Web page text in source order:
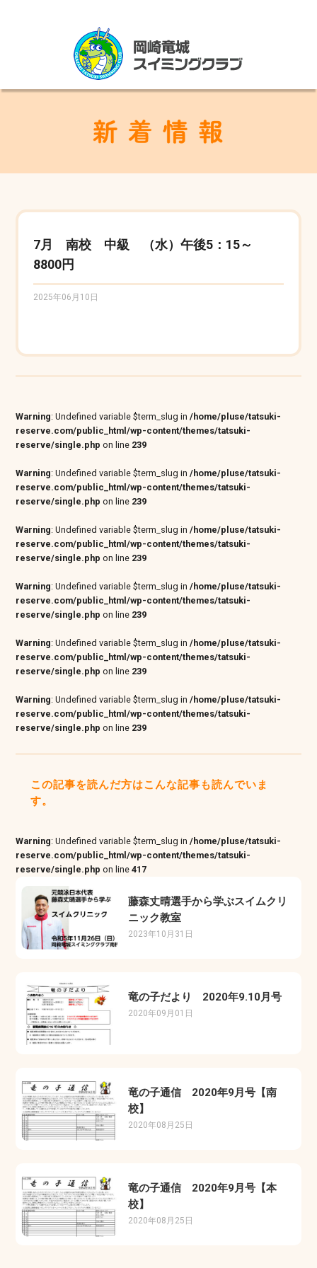
7月 南校 中級 （水）午後5：15～
8800円
2025年06月10日
Warning: Undefined variable $term_slug in/home/pluse/tatsuki-
reserve.com/public_html/wp-content/themes/tatsuki-
reserve/single.php on line 239
Warning: Undefined variable $term_slug in/home/pluse/tatsuki-
reserve.com/public_html/wp-content/themes/tatsuki-
reserve/single.php on line 239
Warning: Undefined variable $term_slug in/home/pluse/tatsuki-
reserve.com/public_html/wp-content/themes/tatsuki-
reserve/single.php on line 239
Warning: Undefined variable $term_slug in/home/pluse/tatsuki-
reserve.com/public_html/wp-content/themes/tatsuki-
reserve/single.php on line 239
Warning: Undefined variable $term_slug in/home/pluse/tatsuki-
reserve.com/public_html/wp-content/themes/tatsuki-
reserve/single.php on line 239
Warning: Undefined variable $term_slug in/home/pluse/tatsuki-
reserve.com/public_html/wp-content/themes/tatsuki-
reserve/single.php on line 239
この記事を読んだ方はこんな記事も読んでいま
す。
Warning: Undefined variable $term_slug in/home/pluse/tatsuki-
reserve.com/public_html/wp-content/themes/tatsuki-
reserve/single.php on line417
藤森丈晴選手から学ぶスイムクリ
ニック教室
2023年10月31日
竜の子だより 2020年9.10月号
2020年09月01日
竜の子通信 2020年9月号【南
校】
2020年08月25日
竜の子通信 2020年9月号【本
校】
2020年08月25日